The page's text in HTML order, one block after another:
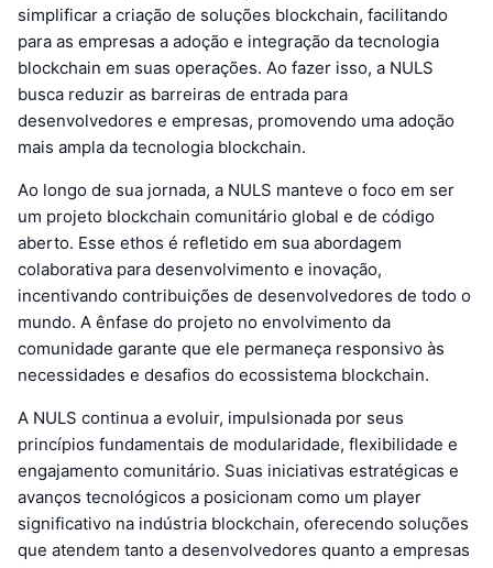
simplificar a criação de soluções blockchain, facilitando
para as empresas a adoção e integração da tecnologia
blockchain em suas operações. Ao fazer isso, a NULS
busca reduzir as barreiras de entrada para
desenvolvedores e empresas, promovendo uma adoção
mais ampla da tecnologia blockchain.
Ao longo de sua jornada, a NULS manteve o foco em ser
um projeto blockchain comunitário global e de código
aberto. Esse ethos é refletido em sua abordagem
colaborativa para desenvolvimento e inovação,
incentivando contribuições de desenvolvedores de todo o
mundo. A ênfase do projeto no envolvimento da
comunidade garante que ele permaneça responsivo às
necessidades e desafios do ecossistema blockchain.
A NULS continua a evoluir, impulsionada por seus
princípios fundamentais de modularidade, flexibilidade e
engajamento comunitário. Suas iniciativas estratégicas e
avanços tecnológicos a posicionam como um player
significativo na indústria blockchain, oferecendo soluções
que atendem tanto a desenvolvedores quanto a empresas